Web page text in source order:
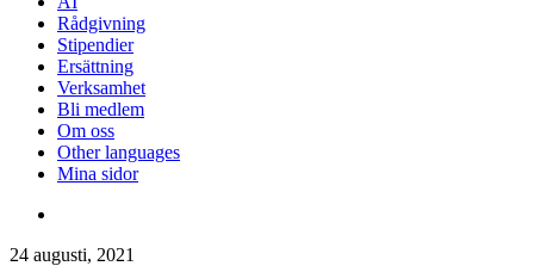
Rådgivning
Stipendier
Ersättning
Verksamhet
Bli medlem
Om oss
Other languages
Mina sidor
24 augusti, 2021